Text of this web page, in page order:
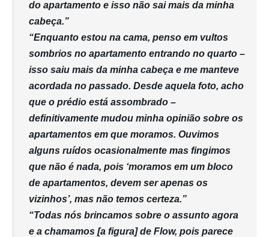
do apartamento e isso não sai mais da minha
cabeça.”
“Enquanto estou na cama, penso em vultos
sombrios no apartamento entrando no quarto –
isso saiu mais da minha cabeça e me manteve
acordada no passado. Desde aquela foto, acho
que o prédio está assombrado –
definitivamente mudou minha opinião sobre os
apartamentos em que moramos. Ouvimos
alguns ruídos ocasionalmente mas fingimos
que não é nada, pois ‘moramos em um bloco
de apartamentos, devem ser apenas os
vizinhos’, mas não temos certeza.”
“Todas nós brincamos sobre o assunto agora
e a chamamos [a figura] de Flow, pois parece